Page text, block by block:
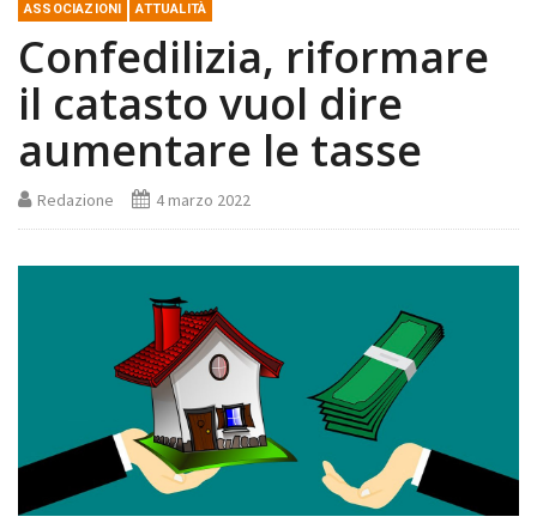
ASSOCIAZIONI ATTUALITÀ
Confedilizia, riformare
il catasto vuol dire
aumentare le tasse
Redazione 4 marzo 2022